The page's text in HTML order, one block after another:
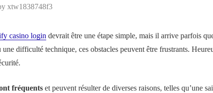
xtw1838748f3
casino login devrait être une étape simple, mais il arrive parfois
difficulté technique, ces obstacles peuvent être frustrants.
fréquents et peuvent résulter de diverses raisons, telles qu’une